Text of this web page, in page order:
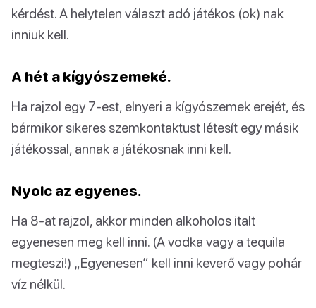
kérdést. A helytelen választ adó játékos (ok) nak
inniuk kell.
A hét a kígyószemeké.
Ha rajzol egy 7-est, elnyeri a kígyószemek erejét, és
bármikor sikeres szemkontaktust létesít egy másik
játékossal, annak a játékosnak inni kell.
Nyolc az egyenes.
Ha 8-at rajzol, akkor minden alkoholos italt
egyenesen meg kell inni. (A vodka vagy a tequila
megteszi!) „Egyenesen” kell inni keverő vagy pohár
víz nélkül.